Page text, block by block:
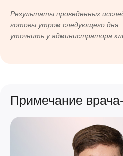
Результаты проведенных
готовы утром следующего дня.
уточнить у администратора
Примечание